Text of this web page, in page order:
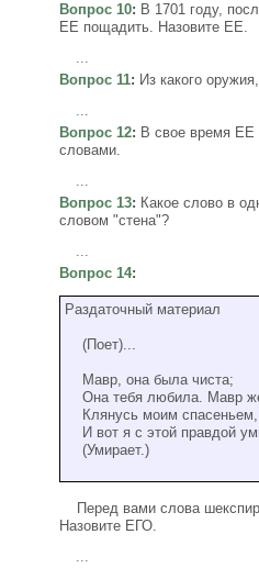
Вопрос 10: В 1701 году,
ЕЕ пощадить. Назовите ЕЕ.
...
Вопрос 11: Из какого
...
Вопрос 12: В свое время ЕЕ
словами.
...
Вопрос 13: Какое слово в
словом "стена"?
Вопрос 14:
Раздаточный материал
(Поет)...
Мавр, она была чиста;
Она тебя любила. Мавр
Клянусь моим спасеньем,
И вот я с этой правдой
(Умирает.)
Перед вами слова
Назовите ЕГО.